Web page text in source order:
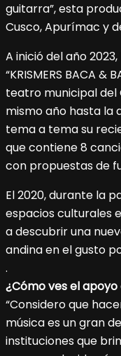
guitarra”, esta
Cusco, Apurímac y
A inició del año
“KRISMERS BACA &
teatro municipal del
mismo año hasta la
tema a tema su
que contiene 8
con propuestas de
El 2020, durante la
espacios culturales
a descubrir una
andina en el gusto
.
¿Cómo ves el
“Considero que
música es un gran
instituciones que